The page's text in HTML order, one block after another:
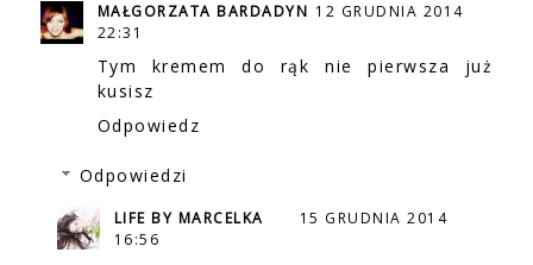
MAŁGORZATA BARDADYN 12 GRUDNIA 2014
22:31
Tym kremem do rąk nie pierwsza już
kusisz
Odpowiedz
Odpowiedzi
LIFE BY MARCELKA
15 GRUDNIA 2014
16:56